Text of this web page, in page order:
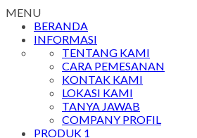
MENU
BERANDA
INFORMASI
TENTANG KAMI
CARA PEMESANAN
KONTAK KAMI
LOKASI KAMI
TANYA JAWAB
COMPANY PROFIL
PRODUK 1